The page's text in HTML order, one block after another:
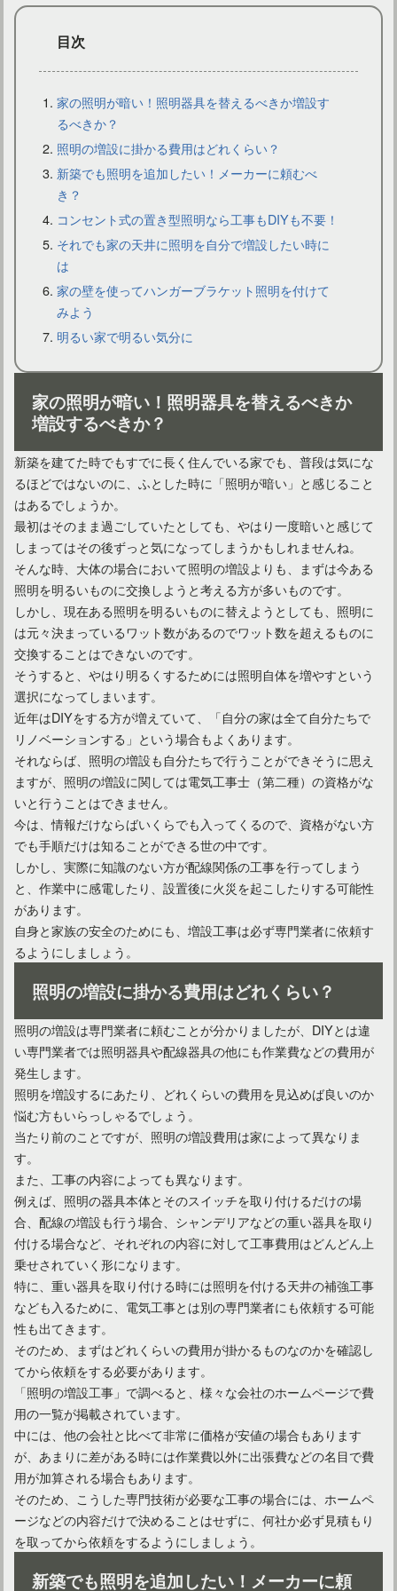
間接照明を寝室に置きたい！賃貸の場合の注意点やおすすめは
間接照明でインテリアをおしゃれに彩る！種類や選び方は？
玄関をダウンライトでお洒落に演出！LEDタイプがおすすめ
屋外で使用する間接照明の選び方！LEDの人気商品もご紹介
間接照明のライティング効果！LED使用のおしゃれな部屋作り
寝室の間接照明にはLEDがおすすめ！その理由や演出方法とは
目次
家の照明が暗い！照明器具を替えるべきか増設す
るべきか？
照明の増設に掛かる費用はどれくらい？
新築でも照明を追加したい！メーカーに頼むべ
き？
コンセント式の置き型照明なら工事もDIYも不要！
それでも家の天井に照明を自分で増設したい時に
は
家の壁を使ってハンガーブラケット照明を付けて
みよう
明るい家で明るい気分に
家の照明が暗い！照明器具を替えるべきか
増設するべきか？
新築を建てた時でもすでに長く住んでいる家でも、普段は気にな
るほどではないのに、ふとした時に「照明が暗い」と感じること
はあるでしょうか。
最初はそのまま過ごしていたとしても、やはり一度暗いと感じて
しまってはその後ずっと気になってしまうかもしれませんね。
そんな時、大体の場合において照明の増設よりも、まずは今ある
照明を明るいものに交換しようと考える方が多いものです。
しかし、現在ある照明を明るいものに替えようとしても、照明に
は元々決まっているワット数があるのでワット数を超えるものに
交換することはできないのです。
そうすると、やはり明るくするためには照明自体を増やすという
選択になってしまいます。
近年はDIYをする方が増えていて、「自分の家は全て自分たちで
リノベーションする」という場合もよくあります。
それならば、照明の増設も自分たちで行うことができそうに思え
ますが、照明の増設に関しては電気工事士（第二種）の資格がな
いと行うことはできません。
今は、情報だけならばいくらでも入ってくるので、資格がない方
でも手順だけは知ることができる世の中です。
しかし、実際に知識のない方が配線関係の工事を行ってしまう
と、作業中に感電したり、設置後に火災を起こしたりする可能性
があります。
自身と家族の安全のためにも、増設工事は必ず専門業者に依頼す
るようにしましょう。
照明の増設に掛かる費用はどれくらい？
照明の増設は専門業者に頼むことが分かりましたが、DIYとは違
い専門業者では照明器具や配線器具の他にも作業費などの費用が
発生します。
照明を増設するにあたり、どれくらいの費用を見込めば良いのか
悩む方もいらっしゃるでしょう。
当たり前のことですが、照明の増設費用は家によって異なりま
す。
また、工事の内容によっても異なります。
例えば、照明の器具本体とそのスイッチを取り付けるだけの場
合、配線の増設も行う場合、シャンデリアなどの重い器具を取り
付ける場合など、それぞれの内容に対して工事費用はどんどん上
乗せされていく形になります。
特に、重い器具を取り付ける時には照明を付ける天井の補強工事
なども入るために、電気工事とは別の専門業者にも依頼する可能
性も出てきます。
そのため、まずはどれくらいの費用が掛かるものなのかを確認し
てから依頼をする必要があります。
「照明の増設工事」で調べると、様々な会社のホームページで費
用の一覧が掲載されています。
中には、他の会社と比べて非常に価格が安値の場合もあります
が、あまりに差がある時には作業費以外に出張費などの名目で費
用が加算される場合もあります。
そのため、こうした専門技術が必要な工事の場合には、ホームペ
ージなどの内容だけで決めることはせずに、何社か必ず見積もり
を取ってから依頼をするようにしましょう。
新築でも照明を追加したい！メーカーに頼